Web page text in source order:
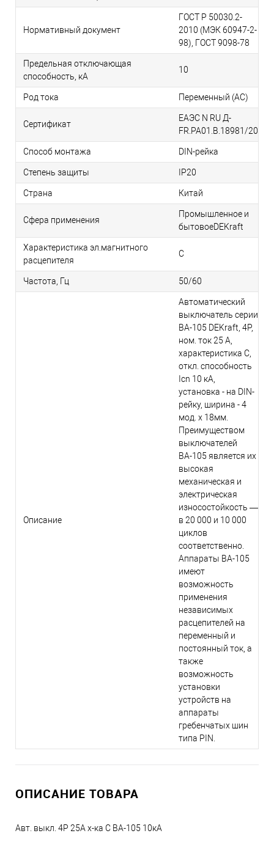
Нормативный документ
ГОСТ Р 50030.2-
2010 (МЭК 60947-2-
98), ГОСТ 9098-78
Предельная отключающая
способность, кA
10
Род тока Переменный (AC)
Сертификат
ЕАЭС N RU Д-
FR.РА01.В.18981/20
Способ монтажа DIN-рейка
Степень защиты IP20
Страна Китай
Сфера применения
Промышленное и
бытовоеDEKraft
Характеристика эл.магнитного
расцепителя
C
Частота, Гц 50/60
Описание
Автоматический
выключатель серии
ВА-105 DEKraft, 4P,
ном. ток 25 А,
характеристика C,
откл. способность
Icn 10 кА,
установка - на DIN-
рейку, ширина - 4
мод. х 18мм.
Преимуществом
выключателей
ВА-105 является их
высокая
механическая и
электрическая
износостойкость —
в 20 000 и 10 000
циклов
соответственно.
Аппараты ВА-105
имеют
возможность
применения
независимых
расцепителей на
переменный и
постоянный ток, а
также
возможность
установки
устройств на
аппараты
гребенчатых шин
типа PIN.
ОПИСАНИЕ ТОВАРА
Авт. выкл. 4P 25A х-ка C ВА-105 10кА